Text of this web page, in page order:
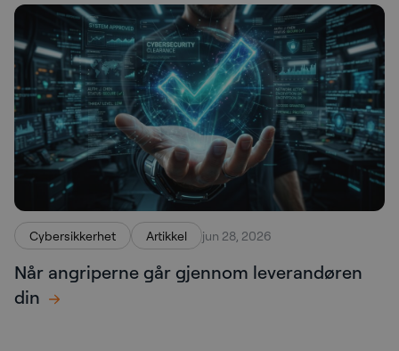
Cybersikkerhet Artikkel jun 28, 2026
Når angriperne går gjennom leverandøren
din